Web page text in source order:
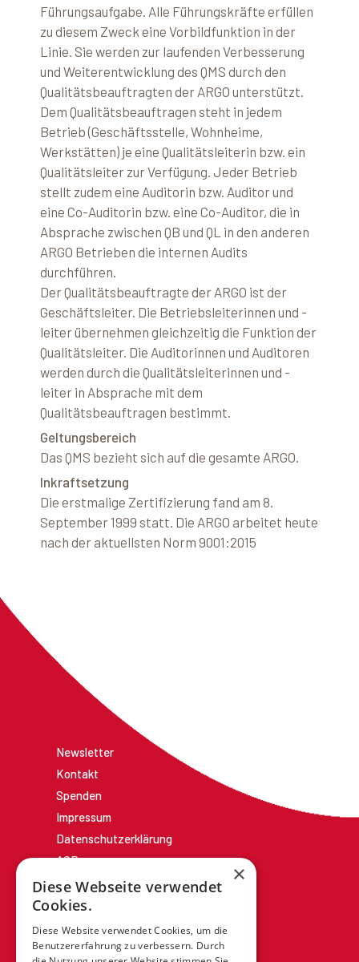
Führungsaufgabe. Alle Führungskräfte erfüllen
zu diesem Zweck eine Vorbildfunktion in der
Linie. Sie werden zur laufenden Verbesserung
und Weiterentwicklung des QMS durch den
Qualitätsbeauftragten der ARGO unterstützt.
Dem Qualitätsbeauftragen steht in jedem
Betrieb (Geschäftsstelle, Wohnheime,
Werkstätten) je eine Qualitätsleiterin bzw. ein
Qualitätsleiter zur Verfügung. Jeder Betrieb
stellt zudem eine Auditorin bzw. Auditor und
eine Co-Auditorin bzw. eine Co-Auditor, die in
Absprache zwischen QB und QL in den anderen
ARGO Betrieben die internen Audits
durchführen.
Der Qualitätsbeauftragte der ARGO ist der
Geschäftsleiter. Die Betriebsleiterinnen und -
leiter übernehmen gleichzeitig die Funktion der
Qualitätsleiter. Die Auditorinnen und Auditoren
werden durch die Qualitätsleiterinnen und -
leiter in Absprache mit dem
Qualitätsbeauftragen bestimmt.
Geltungsbereich
Das QMS bezieht sich auf die gesamte ARGO.
Inkraftsetzung
Die erstmalige Zertifizierung fand am 8.
September 1999 statt. Die ARGO arbeitet heute
nach der aktuellsten Norm 9001:2015
Newsletter
Kontakt
Spenden
Impressum
Datenschutzerklärung
AGBs
×
Diese Webseite verwendet
Cookies.
Diese Website verwendet Cookies, um die
Benutzererfahrung zu verbessern. Durch